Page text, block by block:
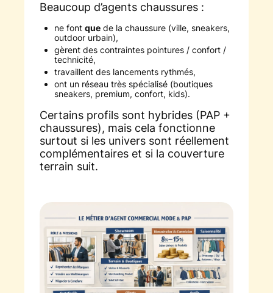
Beaucoup d’agents chaussures :
ne fontque de la chaussure (ville, sneakers,
outdoor urbain),
gèrent des contraintes pointures / confort /
technicité,
travaillent des lancements rythmés,
ont un réseau très spécialisé (boutiques
sneakers, premium, confort, kids).
Certains profils sont hybrides (PAP +
chaussures), mais cela fonctionne
surtout si les univers sont réellement
complémentaires et si la couverture
terrain suit.